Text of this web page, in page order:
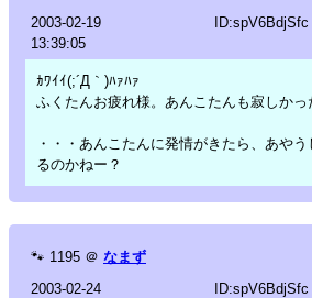
2003-02-19
13:39:05
ID:spV6BdjSfc
ｶﾜｲｲ(;´Д｀)ﾊｧﾊｧ
ふくたんお疲れ様。あんこたんも寂しかっ
・・・あんこたんに発情がきたら、あや
るのかねー？
🐾 1195 ＠ なまず
2003-02-24
ID:spV6BdjSfc